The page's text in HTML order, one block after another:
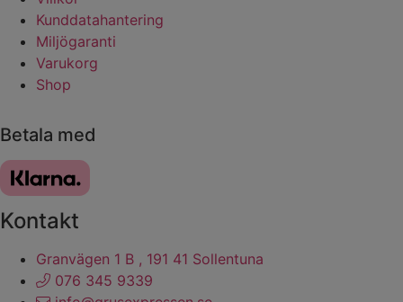
Kunddatahantering
Miljögaranti
Varukorg
Shop
Betala med
Kontakt
Granvägen 1 B , 191 41 Sollentuna
076 345 9339